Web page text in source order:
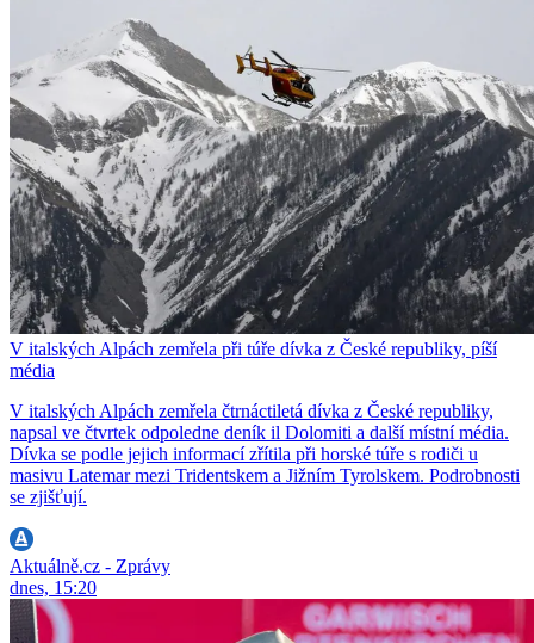
V italských Alpách zemřela při túře dívka z České republiky, píší
média
V italských Alpách zemřela čtrnáctiletá dívka z České republiky,
napsal ve čtvrtek odpoledne deník il Dolomiti a další místní média.
Dívka se podle jejich informací zřítila při horské túře s rodiči u
masivu Latemar mezi Tridentskem a Jižním Tyrolskem. Podrobnosti
se zjišťují.
Aktuálně.cz - Zprávy
dnes, 15:20